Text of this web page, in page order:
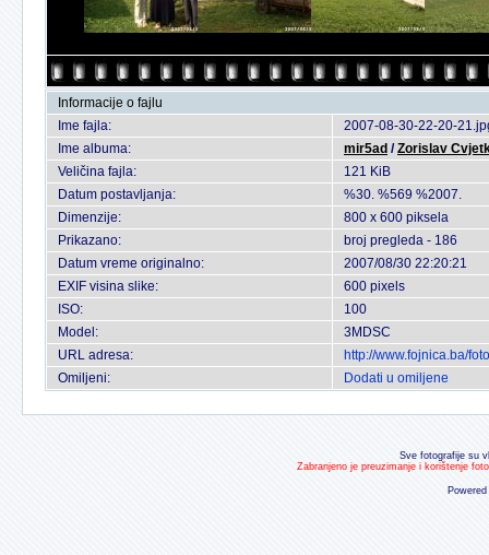
Informacije o fajlu
Ime fajla:
2007-08-30-22-20-
Ime albuma:
mir5ad /Zorislav
Veličina fajla:
121 KiB
Datum postavljanja:
%30. %569 %2007.
Dimenzije:
800 x 600 piksela
Prikazano:
broj pregleda - 186
Datum vreme originalno:
2007/08/30 22:20:21
EXIF visina slike:
600 pixels
ISO:
100
Model:
3MDSC
URL adresa:
http://www.fojnica.ba/
Omiljeni:
Dodati u omiljene
Sve fotografije su
Zabranjeno je preuzimanje i korištenje